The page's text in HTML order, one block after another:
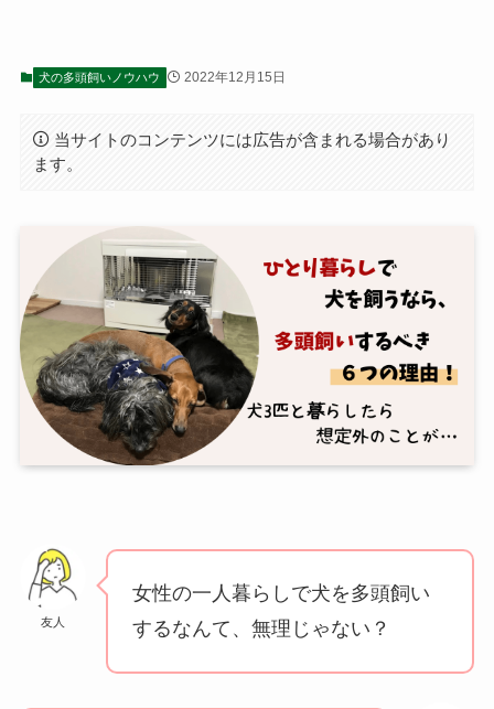
犬の多頭飼いノウハウ 2022年12月15日
当サイトのコンテンツには広告が含まれる場合があり
ます。
友人
女性の一人暮らしで犬を多頭飼い
するなんて、無理じゃない？